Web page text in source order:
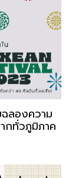
ลองความ
กทั่วภูมิภาค